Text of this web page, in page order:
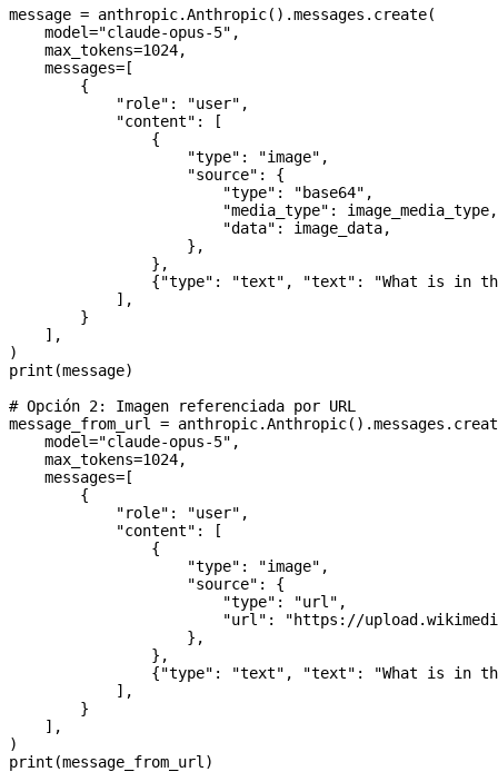
message = anthropic.Anthropic().messages.create(
    model
="claude-opus-5" ,
    max_tokens
=1024,
    messages
= [
        {
            "role"
: "user" ,
            "content"
: [
                {
                    "type"
: "image" ,
                    "source"
: {
                        "type"
: "base64" ,
                        "media_type"
: image_media_type,
                        "data"
: image_data,
                    },
                },
                {
"type" : "text" , "text" :
"What is in
            ],
        }
    ],
)
print (message)
# Opción 2: Imagen referenciada por URL
message_from_url =
    model
="claude-opus-5" ,
    max_tokens
=1024,
    messages
= [
        {
            "role"
: "user" ,
            "content"
: [
                {
                    "type"
: "image" ,
                    "source"
: {
                        "type"
: "url" ,
                        "url"
:
"https://
                    },
                },
                {
"type" : "text" , "text" :
"What is in
            ],
        }
    ],
)
print (message_from_url)